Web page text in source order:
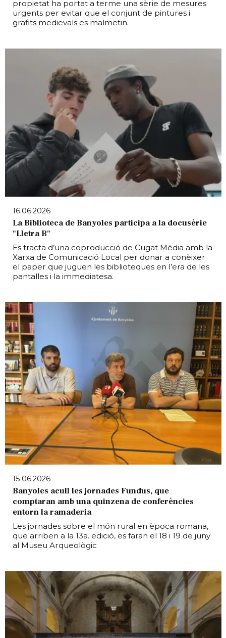
propietat ha portat a terme una sèrie de mesures
urgents per evitar que el conjunt de pintures i
grafits medievals es malmetin.
16.06.2026
La Biblioteca de Banyoles participa a la docusèrie
"Lletra B"
Es tracta d’una coproducció de Cugat Mèdia amb la
Xarxa de Comunicació Local per donar a conèixer
el paper que juguen les biblioteques en l’era de les
pantalles i la immediatesa.
15.06.2026
Banyoles acull les jornades Fundus, que
comptaran amb una quinzena de conferències
entorn la ramaderia
Les jornades sobre el món rural en època romana,
que arriben a la 13a. edició, es faran el 18 i 19 de juny
al Museu Arqueològic